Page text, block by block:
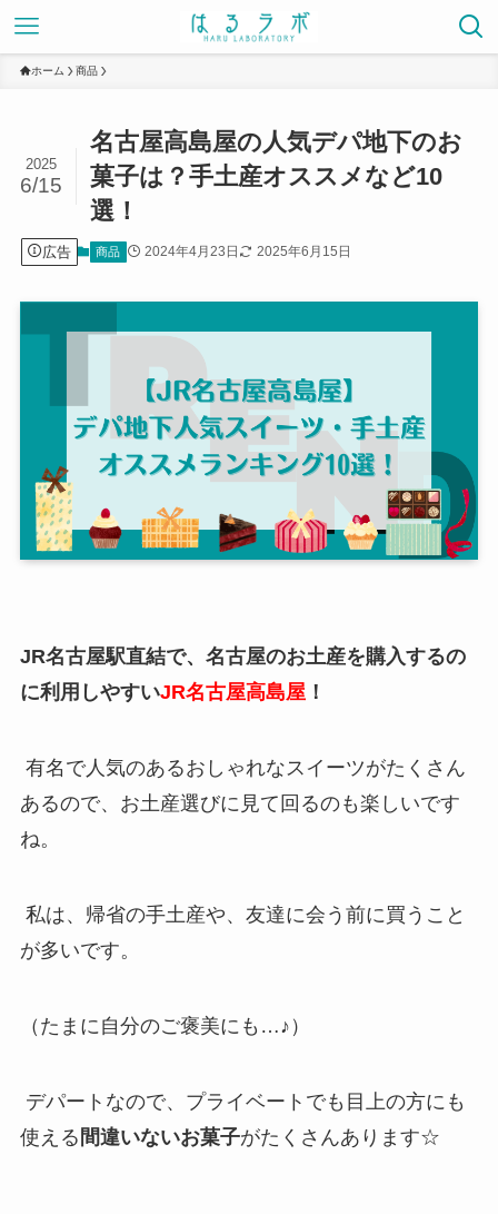
ホーム 商品
名古屋高島屋の人気デパ地下のお
菓子は？手土産オススメなど10
選！
2025
6/15
広告 商品 2024年4月23日 2025年6月15日
JR名古屋駅直結で、名古屋のお土産を購入するの
に利用しやすいJR名古屋高島屋！
有名で人気のあるおしゃれなスイーツがたくさん
あるので、お土産選びに見て回るのも楽しいです
ね。
私は、帰省の手土産や、友達に会う前に買うこと
が多いです。
（たまに自分のご褒美にも…♪）
デパートなので、プライベートでも目上の方にも
使える 間違いないお菓子がたくさんあります☆